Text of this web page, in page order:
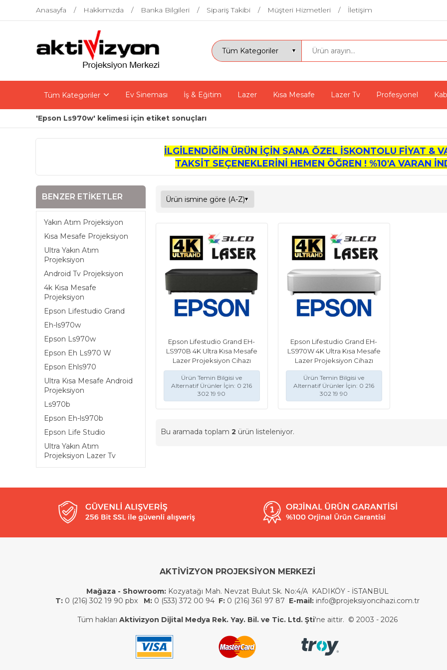
Anasayfa Hakkımızda Banka Bilgileri Sipariş Takibi Müşteri Hizmetleri İletişim
Tüm Kategoriler Ev Sineması İş & Eğitim Lazer Kısa Mesafe Lazer Tv Profesyonel
'Epson Ls970w' kelimesi için etiket sonuçları
İLGİLENDİĞİN ÜRÜN İÇİN SANA ÖZEL İSKONTOLU FİYAT &
TAKSİT SEÇENEKLERİNİ HEMEN ÖĞREN ! %10'A VARAN
BENZER ETIKETLER
Yakın Atım Projeksiyon
Kısa Mesafe Projeksiyon
Ultra Yakın Atım
Projeksiyon
Android Tv Projeksiyon
4k Kısa Mesafe
Projeksiyon
Epson Lifestudio Grand
Eh-ls970w
Epson Ls970w
Epson Eh Ls970 W
Epson Ehls970
Ultra Kısa Mesafe Android
Projeksiyon
Ls970b
Epson Eh-ls970b
Epson Life Studio
Ultra Yakın Atım
Projeksiyon Lazer Tv
Epson Lifestudio Grand EH-
LS970B 4K Ultra Kısa Mesafe
Lazer Projeksiyon Cihazı
Ürün Temin Bilgisi ve
Alternatif Ürünler İçin: 0 216
302 19 90
Epson Lifestudio Grand EH-
LS970W 4K Ultra Kısa Mesafe
Lazer Projeksiyon Cihazı
Ürün Temin Bilgisi ve
Alternatif Ürünler İçin: 0 216
302 19 90
Bu aramada toplam 2 ürün listeleniyor.
AKTİVİZYON PROJEKSİYON MERKEZİ
Mağaza - Showroom:Kozyatağı Mah. Nevzat Bulut Sk. No:4/A KADIKÖY - İSTANBUL
T:0 (216) 302 19 90 pbx M:0 (533) 372 00 94 F:0 (216) 361 97 87 E-mail:info@projeksiyoncihazi.com.tr
Tüm hakları Aktivizyon Dijital Medya Rek. Yay. Bil. ve Tic. Ltd. Şti'ne aittir. © 2003 - 2026